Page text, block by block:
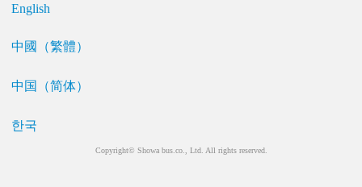
English
中國（繁體）
中国（简体）
한국
Copyright© Showa bus.co., Ltd. All rights reserved.